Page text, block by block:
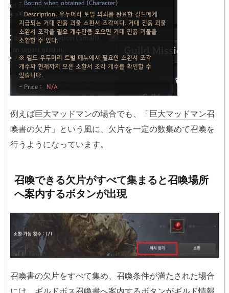
例えば巨大マッドマンの場合でも、「巨大マッドマン召
喚書の欠片」という風に、欠片を一定の数集めて召喚を
行うようになっています。
召喚できる欠片がすべて集まると召喚場所
へ案内するボタンが出現
召喚書の欠片をすべて集め、召喚条件が満たされた場合